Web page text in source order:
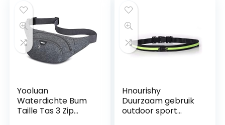
Yooluan
Waterdichte Bum
Taille Tas 3 Zip
Hnourishy
Duurzaam gebruik
outdoor sport